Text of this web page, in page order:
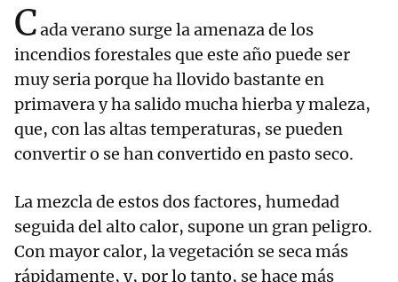
Cada verano surge la amenaza de los
incendios forestales que este año puede ser
muy seria porque ha llovido bastante en
primavera y ha salido mucha hierba y maleza,
que, con las altas temperaturas, se pueden
convertir o se han convertido en pasto seco.
La mezcla de estos dos factores, humedad
seguida del alto calor, supone un gran peligro.
Con mayor calor, la vegetación se seca más
rápidamente, y, por lo tanto, se hace más